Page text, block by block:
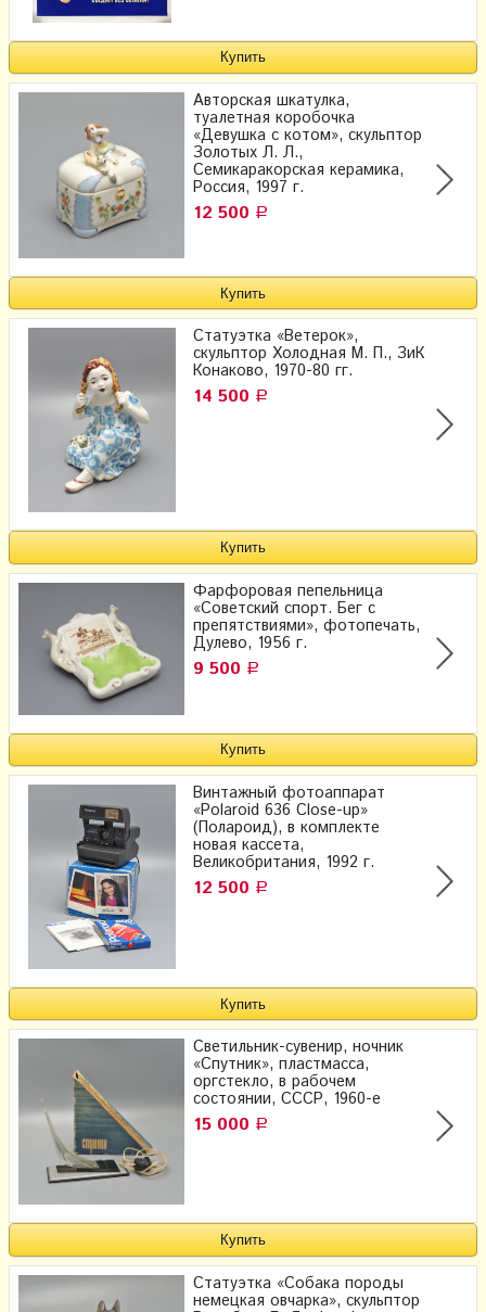
Авторская шкатулка,
туалетная коробочка
«Девушка с котом», скульптор
Золотых Л. Л.,
Семикаракорская керамика,
Россия, 1997 г.
12 500 Р
Статуэтка «Ветерок»,
скульптор Холодная М. П., ЗиК
Конаково, 1970-80 гг.
14 500 Р
Фарфоровая пепельница
«Советский спорт. Бег с
препятствиями», фотопечать,
Дулево, 1956 г.
9 500 Р
Винтажный фотоаппарат
«Polaroid 636 Close-up»
(Полароид), в комплекте
новая кассета,
Великобритания, 1992 г.
12 500 Р
Светильник-сувенир, ночник
«Спутник», пластмасса,
оргстекло, в рабочем
состоянии, СССР, 1960-е
15 000 Р
Статуэтка «Собака породы
немецкая овчарка», скульптор